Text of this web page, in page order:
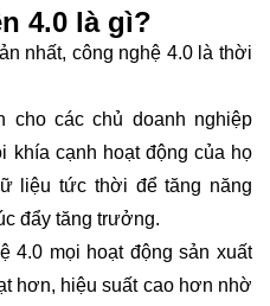
4.0 là gì?
nhất, công nghệ 4.0 là thời
cho các chủ doanh nghiệp
khía cạnh hoạt động của họ
liệu tức thời để tăng năng
đẩy tăng trưởng.
4.0 mọi hoạt động sản xuất
hơn, hiệu suất cao hơn nhờ